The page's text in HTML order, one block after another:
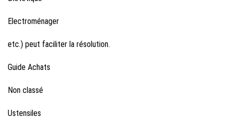
Electroménager
etc.) peut faciliter la résolution.
Guide Achats
Non classé
Ustensiles